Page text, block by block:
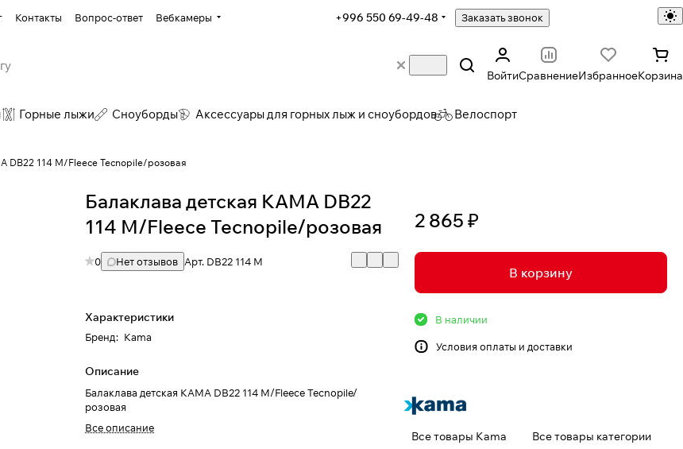
Контакты Вопрос-ответ Вебкамеры +996 550 69-49-48 Заказать звонок
ВойтиСравнениеИзбранноеКорзина
Горные лыжи Сноуборды Аксессуары для горных лыж и сноубордов Велоспорт
DB22 114 M/Fleece Tecnopile/розовая
Балаклава детская КАМА DB22
114 M/Fleece Tecnopile/розовая
0 Нет отзывов Арт. DB22 114 M
Характеристики
Бренд: Kama
Описание
Балаклава детская КАМА DB22 114 M/Fleece Tecnopile/
розовая
Все описание
2 865 ₽
В корзину
В наличии
Условия оплаты и доставки
Все товары Kama Все товары категории